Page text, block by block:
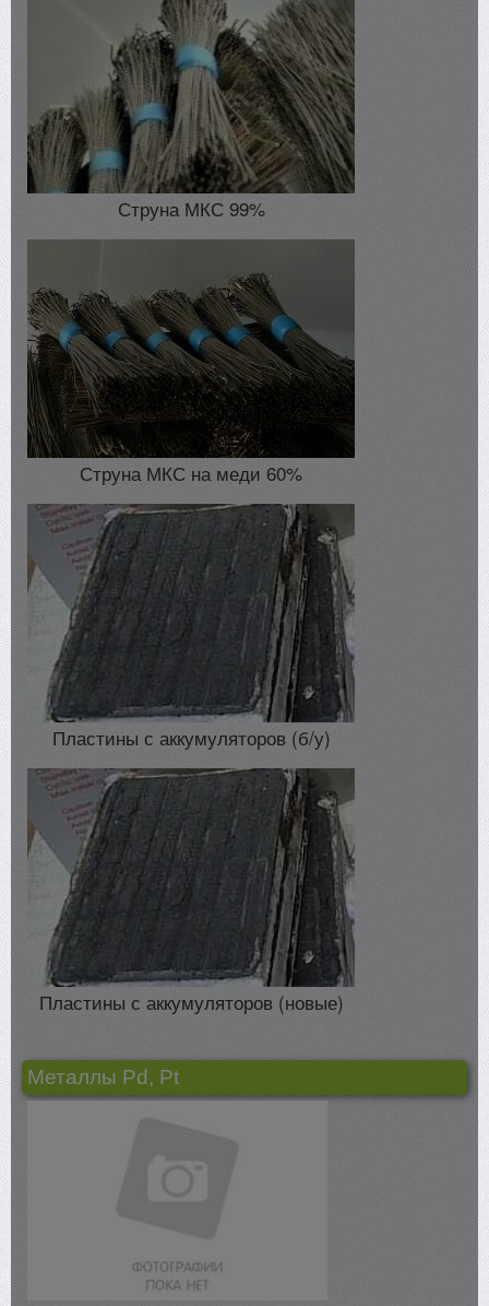
Струна МКС 99%
Струна МКС на меди 60%
Пластины с аккумуляторов (б/у)
Пластины с аккумуляторов (новые)
Металлы Pd, Pt